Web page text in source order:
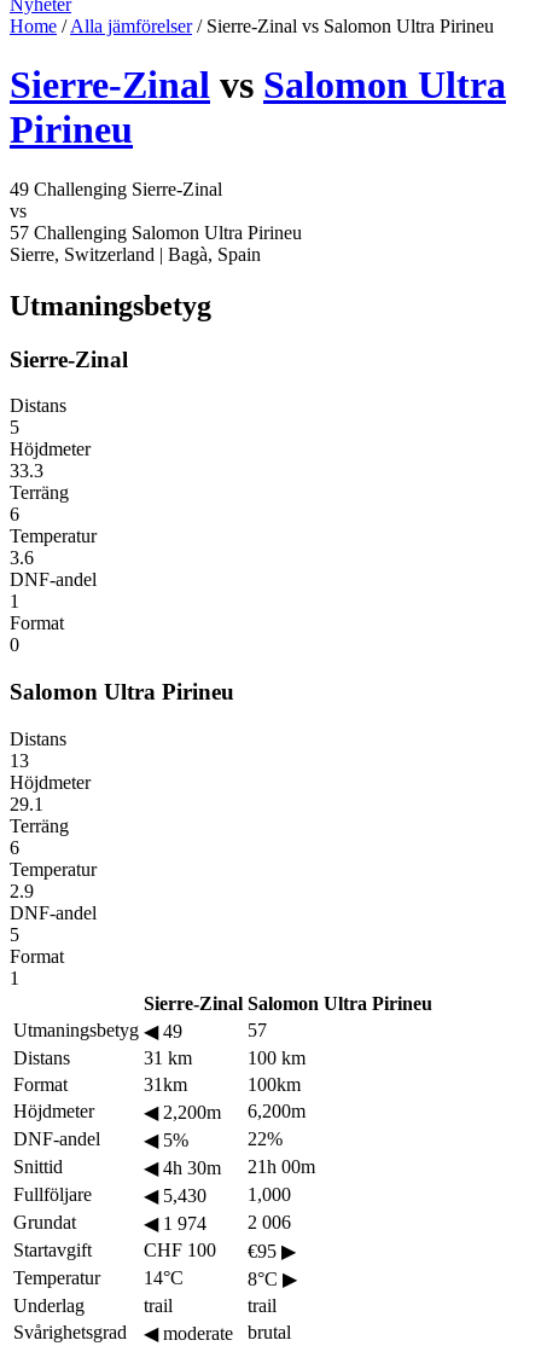
Nyheter
Home / Alla jämförelser / Sierre-Zinal vs Salomon Ultra Pirineu
Sierre-Zinal vs Salomon Ultra
Pirineu
49 Challenging Sierre-Zinal
vs
57 Challenging Salomon Ultra Pirineu
Sierre, Switzerland | Bagà, Spain
Utmaningsbetyg
Sierre-Zinal
Distans
5
Höjdmeter
33.3
Terräng
6
Temperatur
3.6
DNF-andel
1
Format
0
Salomon Ultra Pirineu
Distans
13
Höjdmeter
29.1
Terräng
6
Temperatur
2.9
DNF-andel
5
Format
1
Sierre-Zinal Salomon Ultra Pirineu
Utmaningsbetyg ◀49
57
Distans
31 km
100 km
Format
31km
100km
Höjdmeter
◀2,200m
6,200m
DNF-andel
◀5%
22%
Snittid
◀4h 30m
21h 00m
Fullföljare
◀5,430
1,000
Grundat
◀1 974
2 006
Startavgift
CHF 100 €95 ▶
Temperatur
14°C 8°C ▶
Underlag
trail
trail
Svårighetsgrad
◀moderate
brutal